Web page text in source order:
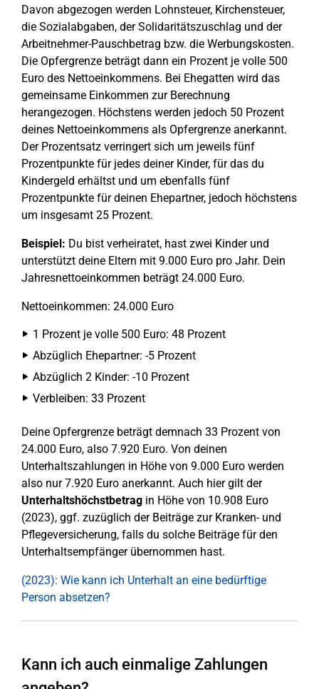
Davon abgezogen werden Lohnsteuer, Kirchensteuer,
die Sozialabgaben, der Solidaritätszuschlag und der
Arbeitnehmer-Pauschbetrag bzw. die Werbungskosten.
Die Opfergrenze beträgt dann ein Prozent je volle 500
Euro des Nettoeinkommens. Bei Ehegatten wird das
gemeinsame Einkommen zur Berechnung
herangezogen. Höchstens werden jedoch 50 Prozent
deines Nettoeinkommens als Opfergrenze anerkannt.
Der Prozentsatz verringert sich um jeweils fünf
Prozentpunkte für jedes deiner Kinder, für das du
Kindergeld erhältst und um ebenfalls fünf
Prozentpunkte für deinen Ehepartner, jedoch höchstens
um insgesamt 25 Prozent.
Beispiel: Du bist verheiratet, hast zwei Kinder und
unterstützt deine Eltern mit 9.000 Euro pro Jahr. Dein
Jahresnettoeinkommen beträgt 24.000 Euro.
Nettoeinkommen: 24.000 Euro
1 Prozent je volle 500 Euro: 48 Prozent
Abzüglich Ehepartner: -5 Prozent
Abzüglich 2 Kinder: -10 Prozent
Verbleiben: 33 Prozent
Deine Opfergrenze beträgt demnach 33 Prozent von
24.000 Euro, also 7.920 Euro. Von deinen
Unterhaltszahlungen in Höhe von 9.000 Euro werden
also nur 7.920 Euro anerkannt. Auch hier gilt der
Unterhaltshöchstbetrag in Höhe von 10.908 Euro
(2023), ggf. zuzüglich der Beiträge zur Kranken- und
Pflegeversicherung, falls du solche Beiträge für den
Unterhaltsempfänger übernommen hast.
(2023): Wie kann ich Unterhalt an eine bedürftige
Person absetzen?
Kann ich auch einmalige Zahlungen